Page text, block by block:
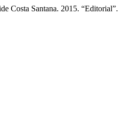
Costa Santana. 2015. “Editorial”.